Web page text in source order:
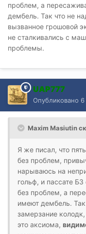
проблем, а
дембель. Так что не
вызванное грошовой
не сталкивались с
проблемы.
UAP777
Опубликовано
Maxim Masiutin
Я же писал, что
без проблем,
нарываюсь на
гольф, и пассате
без проблем, а
имеют дембель. Так
замерзание
это аксиома,